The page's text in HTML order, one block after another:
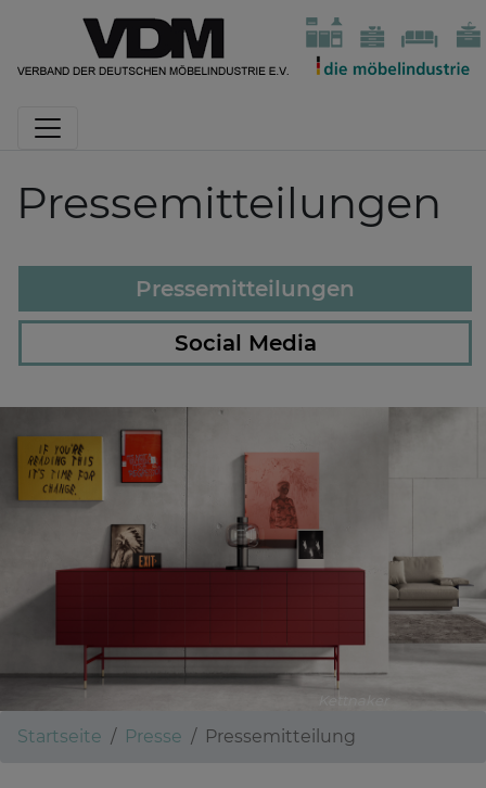
Pressemitteilungen
Pressemitteilungen
Social Media
Kettnaker
Startseite Presse Pressemitteilung